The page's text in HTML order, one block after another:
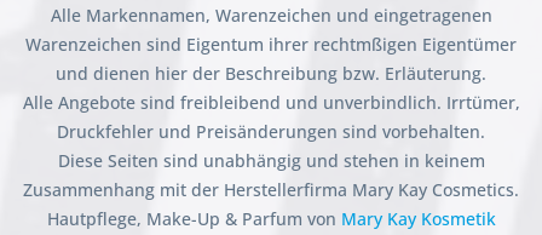
Alle Markennamen, Warenzeichen und eingetragenen
Warenzeichen sind Eigentum ihrer rechtmßigen Eigentümer
und dienen hier der Beschreibung bzw. Erläuterung.
Alle Angebote sind freibleibend und unverbindlich. Irrtümer,
Druckfehler und Preisänderungen sind vorbehalten.
Diese Seiten sind unabhängig und stehen in keinem
Zusammenhang mit der Herstellerfirma Mary Kay Cosmetics.
Hautpflege, Make-Up & Parfum von Mary Kay Kosmetik